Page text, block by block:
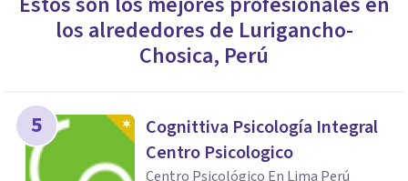
los alrededores de Lurigancho-
Chosica, Perú
5
Cognittiva Psicología Integral
Centro Psicologico
Centro Psicológico En Lima Perú